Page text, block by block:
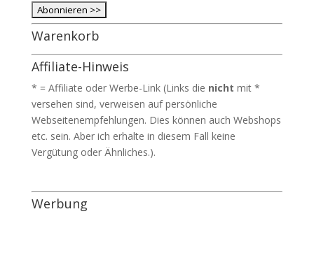
Warenkorb
Affiliate-Hinweis
* = Affiliate oder Werbe-Link (Links die nicht mit *
versehen sind, verweisen auf persönliche
Webseitenempfehlungen. Dies können auch Webshops
etc. sein. Aber ich erhalte in diesem Fall keine
Vergütung oder Ähnliches.).
Werbung